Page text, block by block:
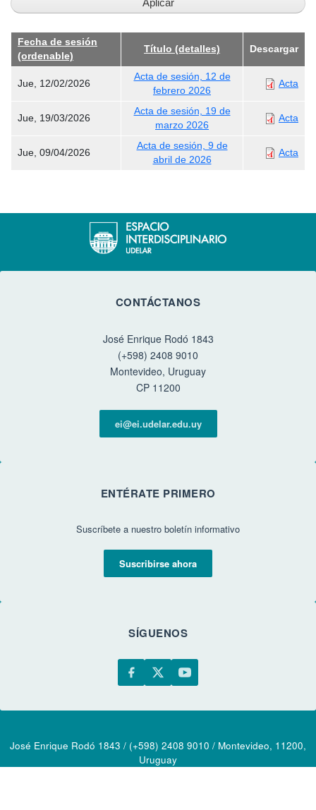
Fecha de sesión
(ordenable)
Título (detalles) Descargar
Jue, 12/02/2026
Acta de sesión, 12 de
febrero 2026
Acta
Jue, 19/03/2026
Acta de sesión, 19 de
marzo 2026
Acta
Jue, 09/04/2026
Acta de sesión, 9 de
abril de 2026
Acta
CONTÁCTANOS
José Enrique Rodó 1843
(+598) 2408 9010
Montevideo, Uruguay
CP 11200
ei@ei.udelar.edu.uy
ENTÉRATE PRIMERO
Suscríbete a nuestro boletín informativo
Suscribirse ahora
SÍGUENOS
José Enrique Rodó 1843 / (+598) 2408 9010 / Montevideo, 11200,
Uruguay